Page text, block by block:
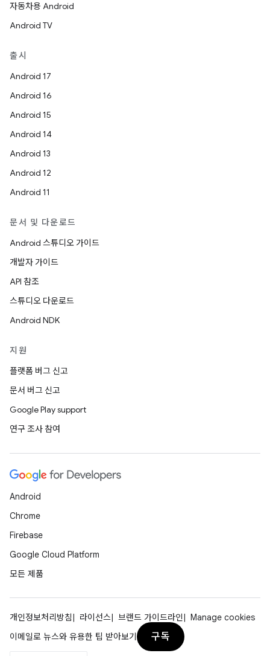
자동차용 Android
Android TV
출시
Android 17
Android 16
Android 15
Android 14
Android 13
Android 12
Android 11
문서 및 다운로드
Android 스튜디오 가이드
개발자 가이드
API 참조
스튜디오 다운로드
Android NDK
지원
플랫폼 버그 신고
문서 버그 신고
Google Play support
연구 조사 참여
Android
Chrome
Firebase
Google Cloud Platform
모든 제품
개인정보처리방침 라이선스 브랜드 가이드라인
Manage cookies
이메일로 뉴스와 유용한 팁 받아보기
구독